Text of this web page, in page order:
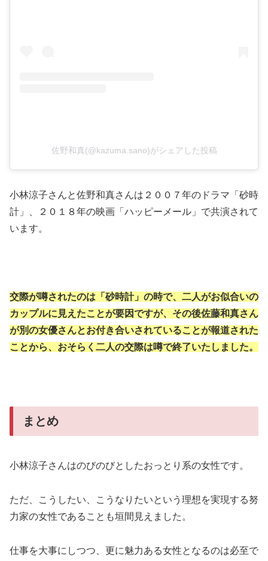
佐野和真(@kazuma.sano)がシェアした投稿
小林涼子さんと佐野和真さんは２００７年のドラマ「砂時
計」、２０１８年の映画「ハッピーメール」で共演されて
います。
交際が噂されたのは「砂時計」の時で、二人がお似合いの
カップルに見えたことが要因ですが、その後佐藤和真さん
が別の女優さんとお付き合いされていることが報道された
ことから、おそらく二人の交際は噂で終了いたしました。
まとめ
小林涼子さんはのびのびとしたおっとり系の女性です。
ただ、こうしたい、こうなりたいという理想を実現する努
力家の女性であることも垣間見えました。
仕事を大事にしつつ、更に魅力ある女性となるのは必至で